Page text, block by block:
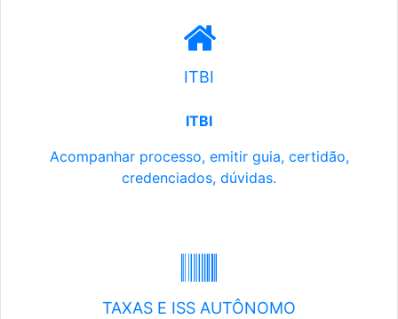
ITBI
ITBI
Acompanhar processo, emitir guia, certidão,
credenciados, dúvidas.
TAXAS E ISS AUTÔNOMO